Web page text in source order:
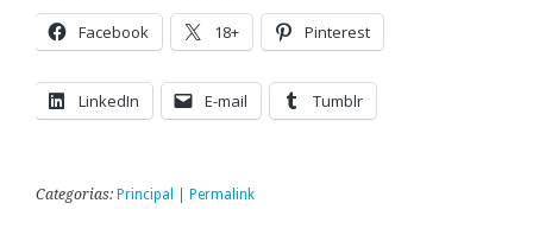
Facebook 18+ Pinterest
LinkedIn E-mail Tumblr
Categorias: Principal Permalink